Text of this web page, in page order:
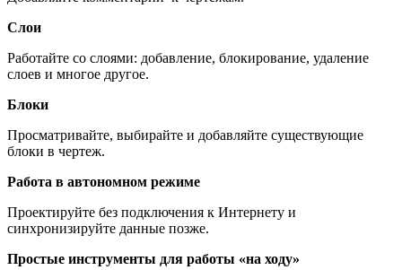
Слои
Работайте со слоями: добавление, блокирование, удаление
слоев и многое другое.
Блоки
Просматривайте, выбирайте и добавляйте существующие
блоки в чертеж.
Работа в автономном режиме
Проектируйте без подключения к Интернету и
синхронизируйте данные позже.
Простые инструменты для работы «на ходу»